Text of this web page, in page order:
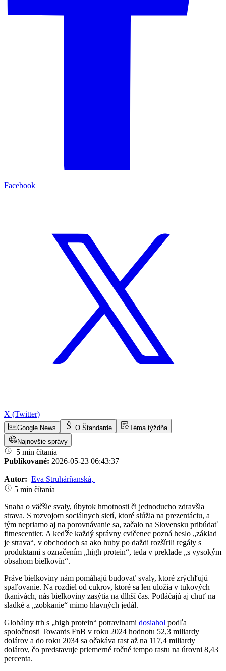
Facebook
X (Twitter)
Google News O Štandarde
Téma týždňa
Najnovšie správy
5 min čítania
Publikované: 2026-05-23 06:43:37
|
Autor: Eva Struhárňanská,
5 min čítania
Snaha o väčšie svaly, úbytok hmotnosti či jednoducho zdravšia
strava. S rozvojom sociálnych sietí, ktoré slúžia na prezentáciu, a
tým nepriamo aj na porovnávanie sa, začalo na Slovensku pribúdať
fitnescentier. A keďže každý správny cvičenec pozná heslo „základ
je strava“, v obchodoch sa ako huby po daždi rozšírili regály s
produktami s označením „high protein“, teda v preklade „s vysokým
obsahom bielkovín“.
Práve bielkoviny nám pomáhajú budovať svaly, ktoré zrýchľujú
spaľovanie. Na rozdiel od cukrov, ktoré sa len uložia v tukových
tkanivách, nás bielkoviny zasýtia na dlhší čas. Potláčajú aj chuť na
sladké a „zobkanie“ mimo hlavných jedál.
Globálny trh s „high protein“ potravinami dosiahol podľa
spoločnosti Towards FnB v roku 2024 hodnotu 52,3 miliardy
dolárov a do roku 2034 sa očakáva rast až na 117,4 miliardy
dolárov, čo predstavuje priemerné ročné tempo rastu na úrovni 8,43
percenta.